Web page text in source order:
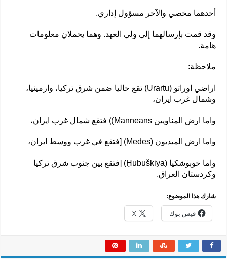
أحدهما مخصي والآخر مسؤول إداري.
وقد قمت بإرسالهما إلى ولي العهد. وهما يحملان معلومات
هامة.
ملاحظة:
اراضي اوراتو (Urartu) تقع حاليا ضمن شرق تركيا، وارمينيا،
وشمال غرب ايران،
واما ارض المناويين Manneans)) فتقع شمال غرب ايران،
واما ارض الميديون (Medes) [فتقع في غرب ووسط ايران،
واما خوبوشكيا (Ḫubuškiya) [فتقع بين جنوب شرق تركيا
وكردستان العراق.
شارك هذا الموضوع:
فيس بوك X